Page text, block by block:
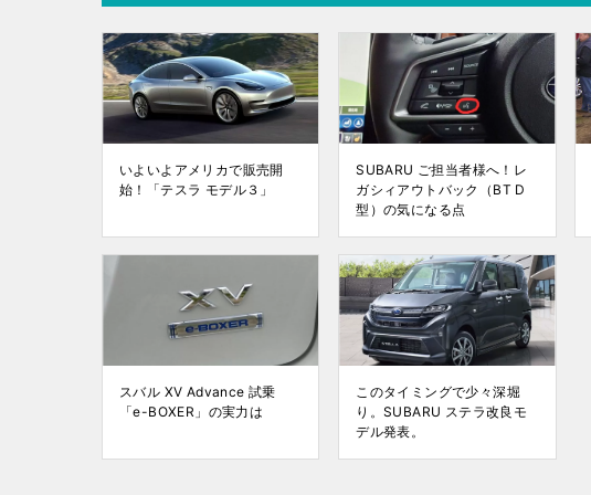
いよいよアメリカで販売開
始！「テスラ モデル３」
SUBARU ご担当者様へ！レ
ガシィアウトバック（BT D
型）の気になる点
スバル XV Advance 試乗
「e-BOXER」の実力は
このタイミングで少々深堀
り。SUBARU ステラ改良モ
デル発表。